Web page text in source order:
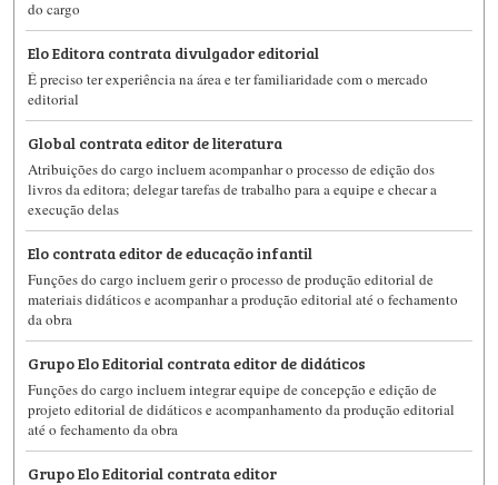
do cargo
Elo Editora contrata divulgador editorial
É preciso ter experiência na área e ter familiaridade com o mercado
editorial
Global contrata editor de literatura
Atribuições do cargo incluem acompanhar o processo de edição dos
livros da editora; delegar tarefas de trabalho para a equipe e checar a
execução delas
Elo contrata editor de educação infantil
Funções do cargo incluem gerir o processo de produção editorial de
materiais didáticos e acompanhar a produção editorial até o fechamento
da obra
Grupo Elo Editorial contrata editor de didáticos
Funções do cargo incluem integrar equipe de concepção e edição de
projeto editorial de didáticos e acompanhamento da produção editorial
até o fechamento da obra
Grupo Elo Editorial contrata editor